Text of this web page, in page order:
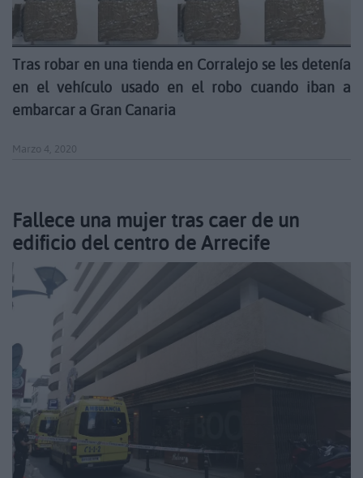
Tras robar en una tienda en Corralejo se les detenía
en el vehículo usado en el robo cuando iban a
embarcar a Gran Canaria
Marzo 4, 2020
Fallece una mujer tras caer de un
edificio del centro de Arrecife